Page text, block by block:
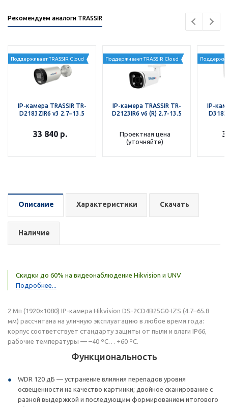
Рекомендуем аналоги TRASSIR
Поддерживает TRASSIR Cloud
IP-камера TRASSIR TR-
D2183ZIR6 v3 2.7–13.5
33 840 р.
Поддерживает TRASSIR Cloud
IP-камера TRASSIR TR-
D2123IR6 v6 (R) 2.7-13.5
Проектная цена
(уточняйте)
IP-
Описание Характеристики Скачать
Наличие
Скидки до 60% на видеонаблюдение Hikvision и UNV
Подробнее...
2 Мп (1920×1080) IP-камера Hikvision DS-2CD4B25G0-IZS (4.7–65.8
мм) рассчитана на уличную эксплуатацию в любое время года:
корпус соответствует стандарту защиты от пыли и влаги IP66,
рабочие температуры — –40 ºС… +60 ºС.
Функциональность
WDR 120 дБ — устранение влияния перепадов уровня
освещенности на качество картинки; двойное сканирование с
разной выдержкой и последующим формированием итогового